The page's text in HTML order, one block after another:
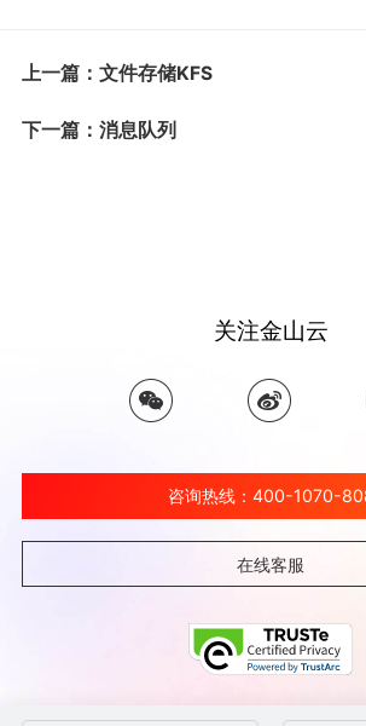
上一篇：文件存储KFS
下一篇：消息队列
关注金山云
咨询热线：400-1070-
在线客服
©北京金山云网络技术有限公司 2026 Ksyun All Rights